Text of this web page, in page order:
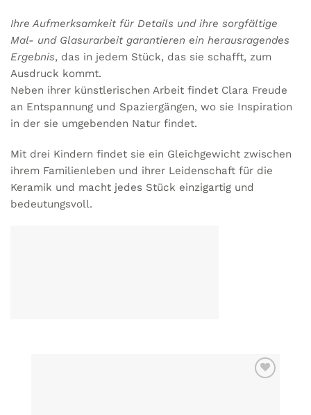
Ihre Aufmerksamkeit für Details und ihre sorgfältige
Mal- und Glasurarbeit garantieren ein herausragendes
Ergebnis, das in jedem Stück, das sie schafft, zum
Ausdruck kommt.
Neben ihrer künstlerischen Arbeit findet Clara Freude
an Entspannung und Spaziergängen, wo sie Inspiration
in der sie umgebenden Natur findet.
Mit drei Kindern findet sie ein Gleichgewicht zwischen
ihrem Familienleben und ihrer Leidenschaft für die
Keramik und macht jedes Stück einzigartig und
bedeutungsvoll.